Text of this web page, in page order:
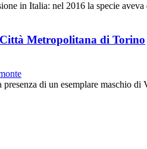
in Italia: nel 2016 la specie
Metropolitana di Torino
presenza di un esemplare maschio